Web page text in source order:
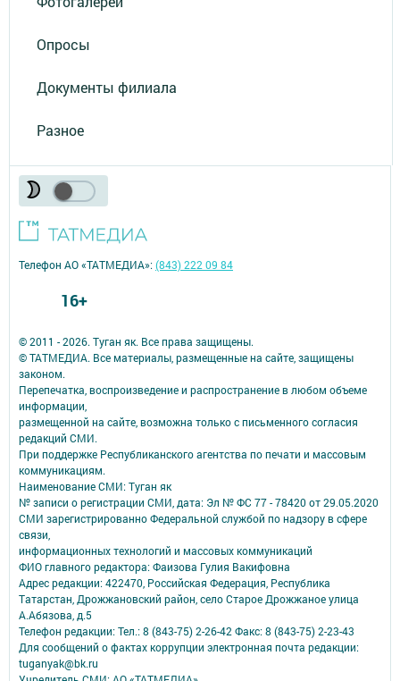
Опросы
Документы филиала
Разное
© 2011 - 2026. Туган як. Все права защищены.
© ТАТМЕДИА. Все материалы, размещенные на сайте, защищены
законом.
Перепечатка, воспроизведение и распространение в любом объеме
информации,
размещенной на сайте, возможна только с письменного согласия
редакций СМИ.
При поддержке Республиканского агентства по печати и массовым
коммуникациям.
Наименование СМИ: Туган як
№ записи о регистрации СМИ, дата: Эл № ФС 77 - 78420 от 29.05.2020
СМИ зарегистрированно Федеральной службой по надзору в сфере
связи,
информационных технологий и массовых коммуникаций
ФИО главного редактора: Фаизова Гулия Вакифовна
Адрес редакции: 422470, Российская Федерация, Республика
Татарстан, Дрожжановский район, село Старое Дрожжаное улица
А.Абязова, д.5
Телефон редакции: Тел.: 8 (843-75) 2-26-42 Факс: 8 (843-75) 2-23-43
Для сообщений о фактах коррупции электронная почта редакции:
tuganyak@bk.ru
Телефон АО «ТАТМЕДИА»:(843) 222 09 84
16+